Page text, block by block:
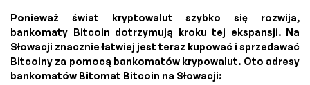
Ponieważ świat kryptowalut szybko się rozwija,
bankomaty Bitcoin dotrzymują kroku tej ekspansji. Na
Słowacji znacznie łatwiej jest teraz kupować i sprzedawać
Bitcoiny za pomocą bankomatów krypowalut. Oto adresy
bankomatów Bitomat Bitcoin na Słowacji: